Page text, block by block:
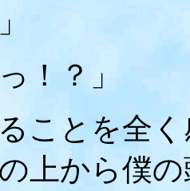
！？」
ことを全
上から僕